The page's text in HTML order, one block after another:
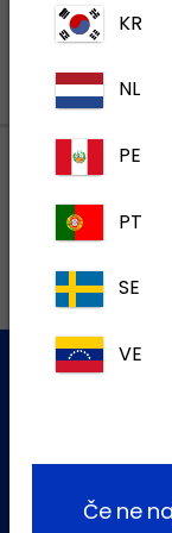
Lokalni naslovi
Za dodatne
uporabnikom
KR
NL
PE
PT
SE
VE
Če ne